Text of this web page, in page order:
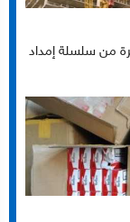
من سلسلة إمداد